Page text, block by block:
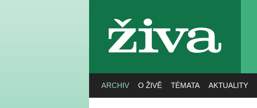
živa
ARCHIV O ŽIVĚ TÉMATA AKTUALITY